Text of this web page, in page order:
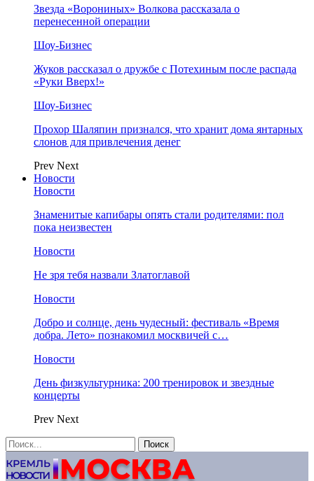
Звезда «Ворониных» Волкова рассказала о
перенесенной операции
Шоу-Бизнес
Жуков рассказал о дружбе с Потехиным после распада
«Руки Вверх!»
Шоу-Бизнес
Прохор Шаляпин признался, что хранит дома янтарных
слонов для привлечения денег
Prev Next
Новости
Новости
Знаменитые капибары опять стали родителями: пол
пока неизвестен
Новости
Не зря тебя назвали Златоглавой
Новости
Добро и солнце, день чудесный: фестиваль «Время
добра. Лето» познакомил москвичей с…
Новости
День физкультурника: 200 тренировок и звездные
концерты
Prev Next